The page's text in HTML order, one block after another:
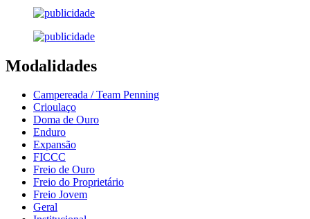
Modalidades
Campereada / Team Penning
Crioulaço
Doma de Ouro
Enduro
Expansão
FICCC
Freio de Ouro
Freio do Proprietário
Freio Jovem
Geral